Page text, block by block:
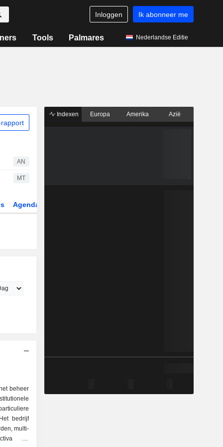
Inloggen Ik abonneer me
Tools Palmares Nederlandse Editie
AN
MT
Agenda
beheer
bedrijf
multi-
en
Indexen Europa Amerika Azië